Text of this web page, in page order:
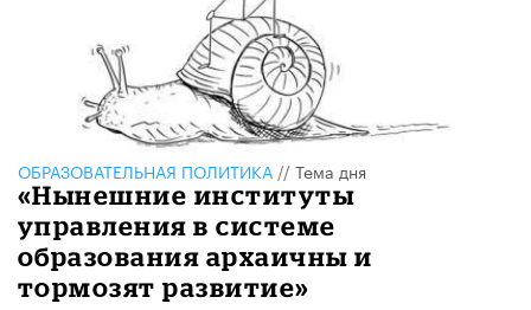
ОБРАЗОВАТЕЛЬНАЯ ПОЛИТИКА // Тема дня
«Нынешние институты
управления в системе
образования архаичны и
тормозят развитие»